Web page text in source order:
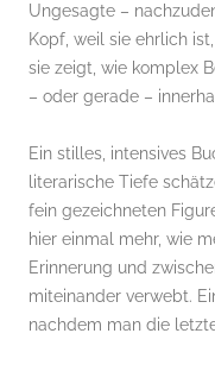
Ungesagte –
Kopf, weil sie ehrlich
sie zeigt, wie komplex
– oder gerade –
Ein stilles, intensives
literarische Tiefe
fein gezeichneten
hier einmal mehr, wie
Erinnerung und
miteinander verwebt.
nachdem man die